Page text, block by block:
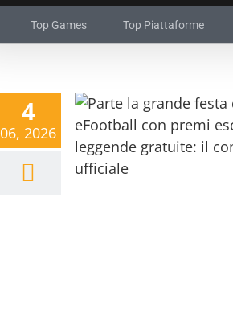
Top Games Top Piattaforme
4
06, 2026